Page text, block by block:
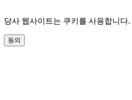
당사 웹사이트는 쿠키를 사용합니다.
동의